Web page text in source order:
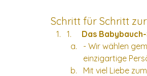
Schritt für Schritt
1. Das
- Wir wählen
einzigartige
Mit viel Liebe